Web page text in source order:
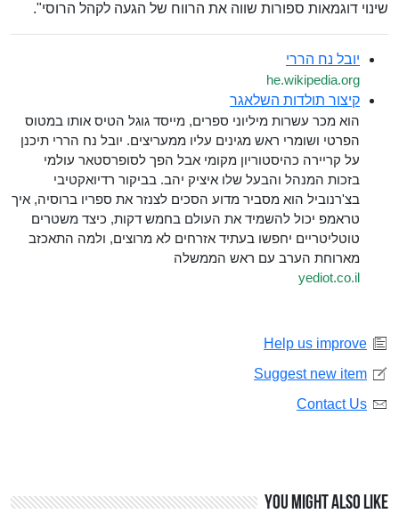
שינוי דוגמאות ספורות שווה את הרווח של הגעה לקהל הרוסי".
יובל נח הררי
he.wikipedia.org
קיצור תולדות השלאגר
הוא מכר עשרות מיליוני ספרים, מייסד גוגל הטיס אותו במטוס
הפרטי ושומרי ראש מגינים עליו ממעריצים. יובל נח הררי תיכנן
על קריירה כהיסטוריון מקומי אבל הפך לסופרסטאר עולמי
בזכות המנהל והבעל שלו איציק יהב. בביקור רדיואקטיבי
בצ'רנוביל הוא מסביר מדוע הסכים לצנזר את ספריו ברוסיה, איך
טראמפ יכול להשמיד את העולם בחמש דקות, כיצד משטרים
טוטליטריים יחפשו בעתיד אזרחים לא מרוצים, ולמה התאכזב
מארוחת הערב עם ראש הממשלה
yediot.co.il
Help us improve
Suggest new item
Contact Us
You might also like